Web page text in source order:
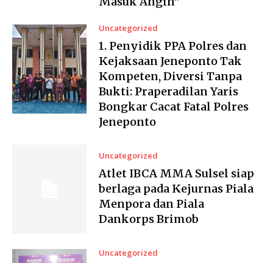
Uncategorized
1. Penyidik PPA Polres dan
Kejaksaan Jeneponto Tak
Kompeten, Diversi Tanpa
Bukti: Praperadilan Yaris
Bongkar Cacat Fatal Polres
Jeneponto
Uncategorized
Atlet IBCA MMA Sulsel siap
berlaga pada Kejurnas Piala
Menpora dan Piala
Dankorps Brimob
Uncategorized